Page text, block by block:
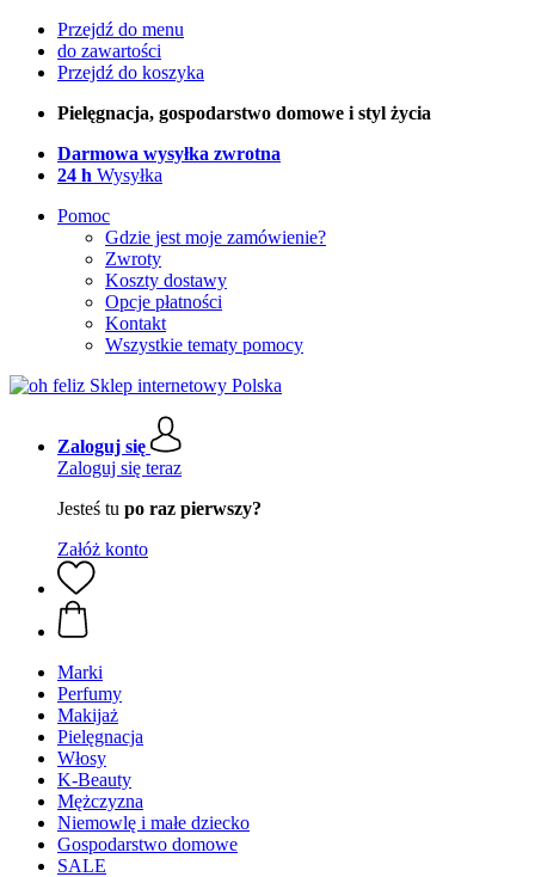
Przejdź do menu
do zawartości
Przejdź do koszyka
Pielęgnacja, gospodarstwo domowe i styl życia
Darmowa wysyłka zwrotna
24 h Wysyłka
Pomoc
Gdzie jest moje zamówienie?
Zwroty
Koszty dostawy
Opcje płatności
Kontakt
Wszystkie tematy pomocy
Zaloguj się
Zaloguj się teraz
Jesteś tu po raz pierwszy?
Załóż konto
Marki
Perfumy
Makijaż
Pielęgnacja
Włosy
K-Beauty
Mężczyzna
Niemowlę i małe dziecko
Gospodarstwo domowe
SALE